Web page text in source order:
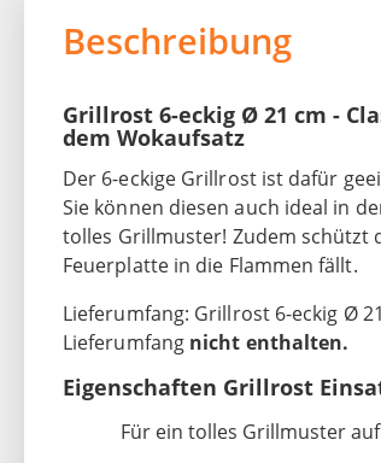
Beschreibung
Grillrost 6-eckig Ø 21 cm -
dem Wokaufsatz
Der 6-eckige Grillrost ist dafür
Sie können diesen auch ideal in
tolles Grillmuster! Zudem schützt
Feuerplatte in die Flammen fällt.
Lieferumfang: Grillrost 6-eckig Ø
Lieferumfang nicht enthalten.
Eigenschaften Grillrost
Für ein tolles Grillmuster